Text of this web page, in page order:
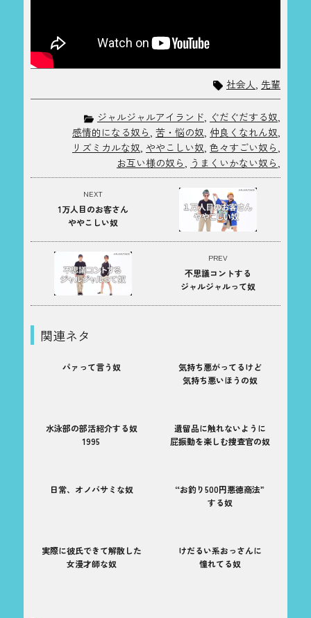
社会人 先輩
ジャルジャルアイランド, ぐだぐだする奴,
感情的になる奴ら, 苦・悩の奴, 仲良くなれん奴,
リズミカルな奴, ややこしい奴, 色々すごい奴ら,
お互い様の奴ら, うまくいかない奴ら,
PREV
不思議コントする
ジャルジャルって奴
NEXT
1万人目のお客さん
ややこしい奴
関連ネタ
パァって言う奴
気持ち悪がってるけど
気持ち悪いほうの奴
水泳部の部活紹介する奴
1995
遺留品に触れないように
屁振動を楽しむ捜査官の奴
日常、オノバサミな奴
“お釣り500円悪徳商法”
する奴
実際に彼氏できて解散した
女漫才師な奴
けだるい系おっさんに
憧れてる奴